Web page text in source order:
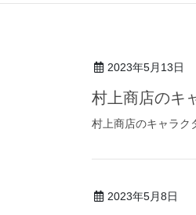
2023年5月13日
村上商店のキ
村上商店のキャラ
2023年5月8日